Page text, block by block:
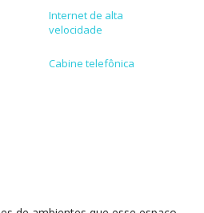
#VemProCoW
Internet de alta
velocidade
Cabine telefônica